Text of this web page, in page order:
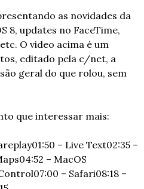
as novidades da
8, updates no FaceTime,
O video acima é um
editado pela c/net, a
geral do que rolou, sem
que interessar mais:
01:50 – Live Text02:35 –
04:52 – MacOS
07:00 – Safari08:18 –